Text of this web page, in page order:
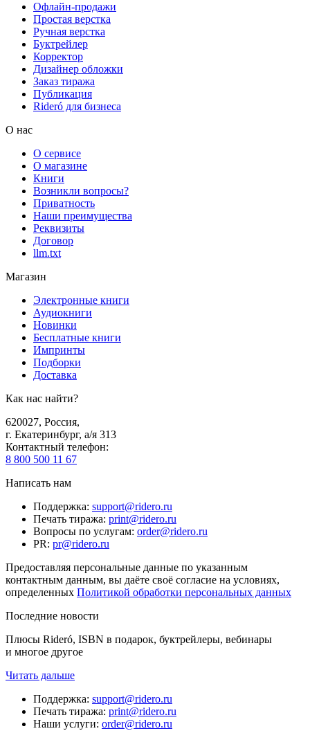
Офлайн-продажи
Простая верстка
Ручная верстка
Буктрейлер
Корректор
Дизайнер обложки
Заказ тиража
Публикация
Rideró для бизнеса
О нас
О сервисе
О магазине
Книги
Возникли вопросы?
Приватность
Наши преимущества
Реквизиты
Договор
llm.txt
Магазин
Электронные книги
Аудиокниги
Новинки
Бесплатные книги
Импринты
Подборки
Доставка
Как нас найти?
620027, Россия,
г. Екатеринбург, а/я 313
Контактный телефон:
8 800 500 11 67
Написать нам
Поддержка: support@ridero.ru
Печать тиража: print@ridero.ru
Вопросы по услугам: order@ridero.ru
PR: pr@ridero.ru
Предоставляя персональные данные по указанным
контактным данным, вы даёте своё согласие на условиях,
определенных Политикой обработки персональных данных
Последние новости
Плюсы Rideró, ISBN в подарок, буктрейлеры, вебинары
и многое другое
Читать дальше
Поддержка: support@ridero.ru
Печать тиража: print@ridero.ru
Наши услуги: order@ridero.ru